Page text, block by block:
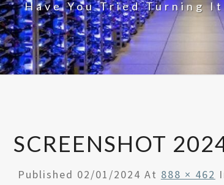
Have You Tried Turning
SCREENSHOT
Published 02/01/2024 At 888 × 462